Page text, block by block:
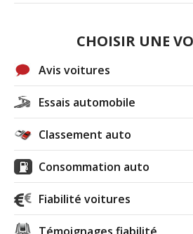
CHOISIR UNE
Avis voitures
Essais automobile
Classement auto
Consommation auto
Fiabilité voitures